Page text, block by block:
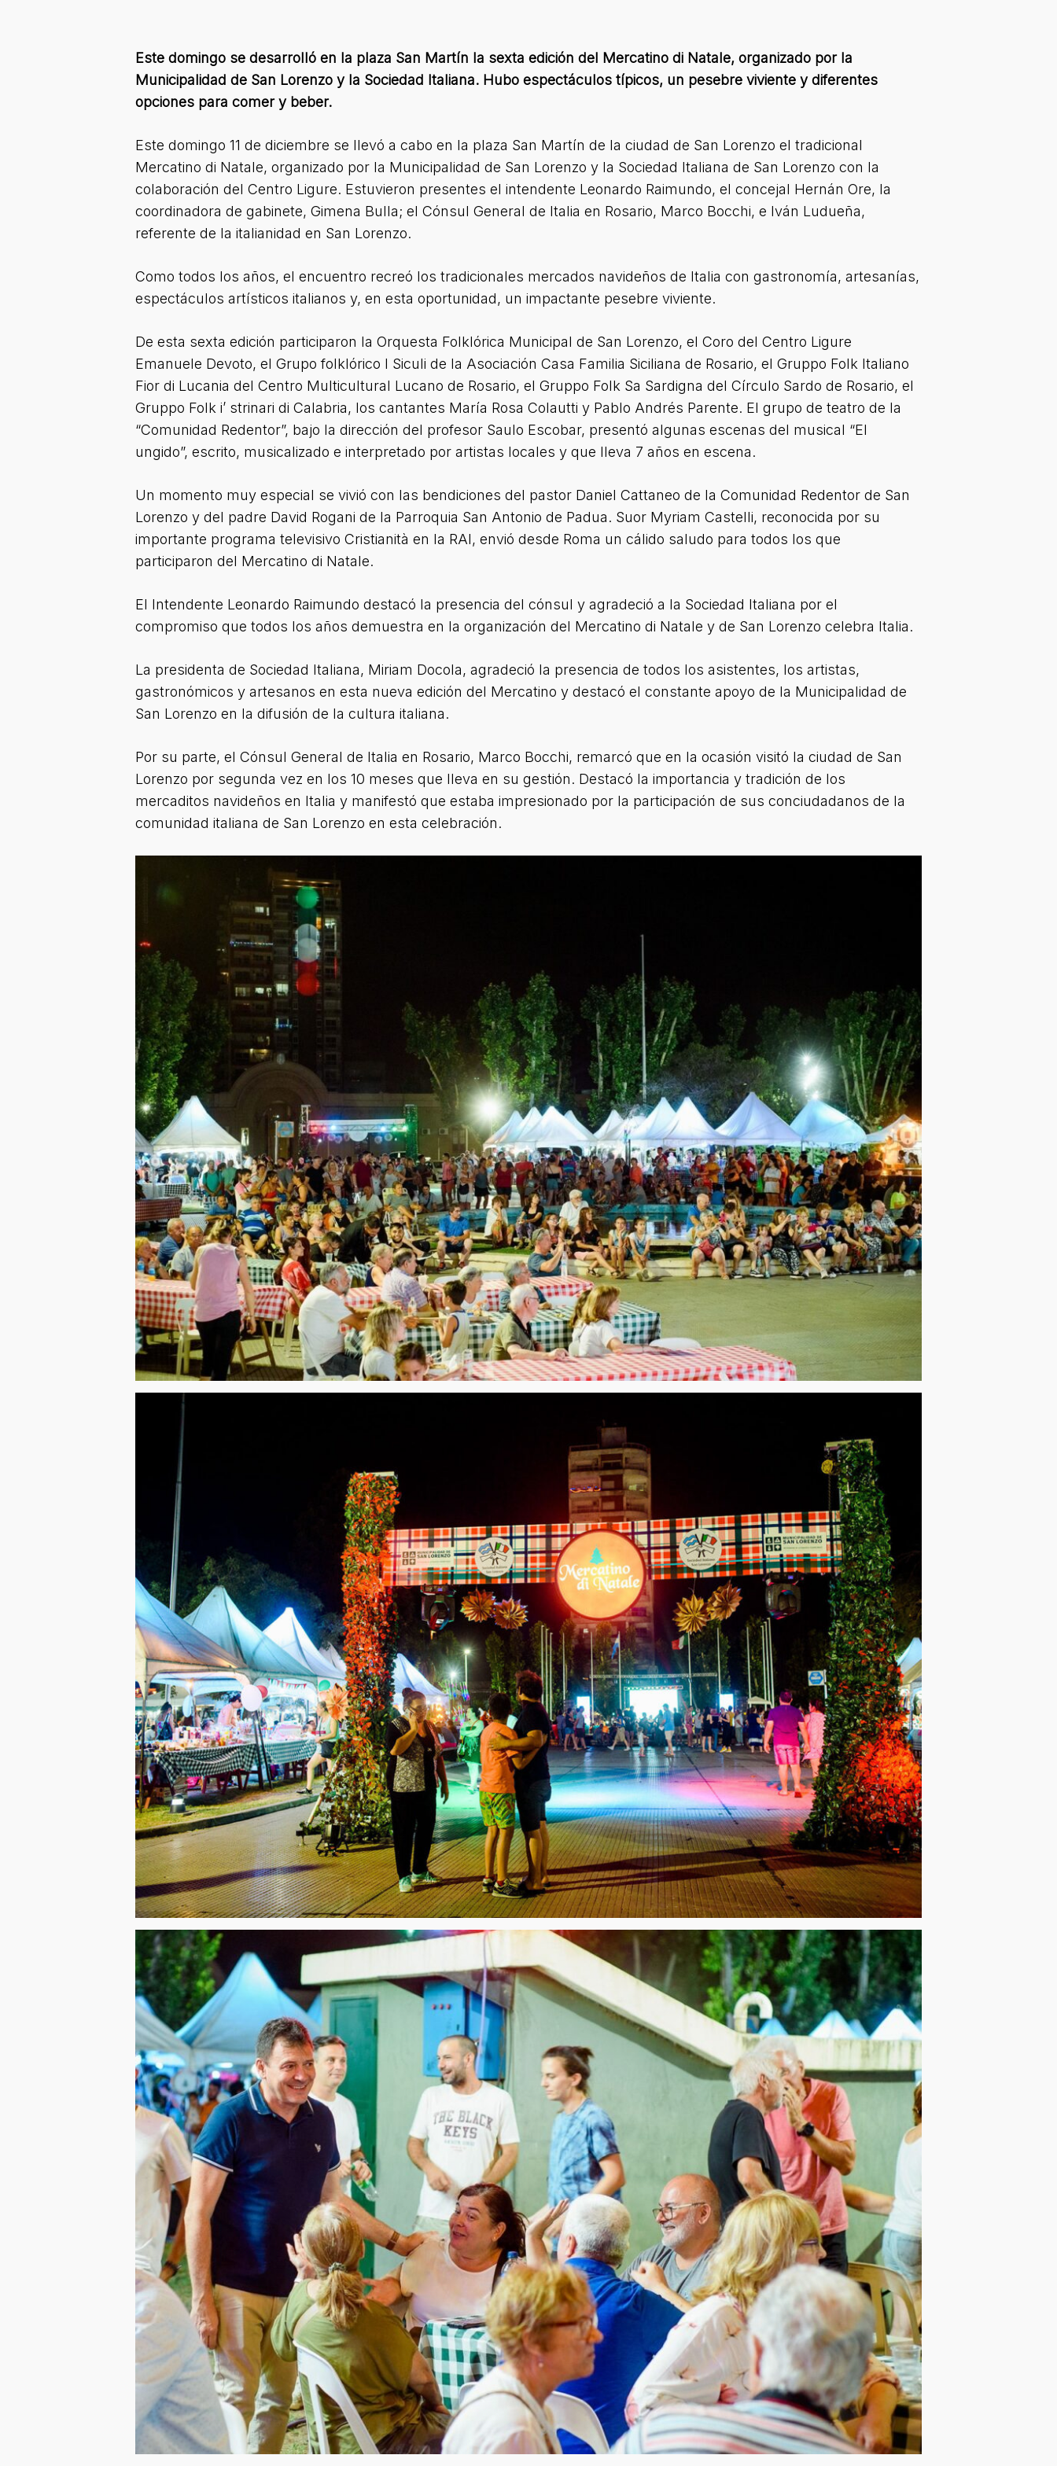
Este domingo se desarrolló en la plaza San Martín la sexta edición del Mercatino di Natale, organizado por la
Municipalidad de San Lorenzo y la Sociedad Italiana. Hubo espectáculos típicos, un pesebre viviente y diferentes
opciones para comer y beber.
Este domingo 11 de diciembre se llevó a cabo en la plaza San Martín de la ciudad de San Lorenzo el tradicional
Mercatino di Natale, organizado por la Municipalidad de San Lorenzo y la Sociedad Italiana de San Lorenzo con la
colaboración del Centro Ligure. Estuvieron presentes el intendente Leonardo Raimundo, el concejal Hernán Ore, la
coordinadora de gabinete, Gimena Bulla; el Cónsul General de Italia en Rosario, Marco Bocchi, e Iván Ludueña,
referente de la italianidad en San Lorenzo.
Como todos los años, el encuentro recreó los tradicionales mercados navideños de Italia con gastronomía, artesanías,
espectáculos artísticos italianos y, en esta oportunidad, un impactante pesebre viviente.
De esta sexta edición participaron la Orquesta Folklórica Municipal de San Lorenzo, el Coro del Centro Ligure
Emanuele Devoto, el Grupo folklórico I Siculi de la Asociación Casa Familia Siciliana de Rosario, el Gruppo Folk Italiano
Fior di Lucania del Centro Multicultural Lucano de Rosario, el Gruppo Folk Sa Sardigna del Círculo Sardo de Rosario, el
Gruppo Folk i’ strinari di Calabria, los cantantes María Rosa Colautti y Pablo Andrés Parente. El grupo de teatro de la
“Comunidad Redentor”, bajo la dirección del profesor Saulo Escobar, presentó algunas escenas del musical “El
ungido”, escrito, musicalizado e interpretado por artistas locales y que lleva 7 años en escena.
Un momento muy especial se vivió con las bendiciones del pastor Daniel Cattaneo de la Comunidad Redentor de San
Lorenzo y del padre David Rogani de la Parroquia San Antonio de Padua. Suor Myriam Castelli, reconocida por su
importante programa televisivo Cristianità en la RAI, envió desde Roma un cálido saludo para todos los que
participaron del Mercatino di Natale.
El Intendente Leonardo Raimundo destacó la presencia del cónsul y agradeció a la Sociedad Italiana por el
compromiso que todos los años demuestra en la organización del Mercatino di Natale y de San Lorenzo celebra Italia.
La presidenta de Sociedad Italiana, Miriam Docola, agradeció la presencia de todos los asistentes, los artistas,
gastronómicos y artesanos en esta nueva edición del Mercatino y destacó el constante apoyo de la Municipalidad de
San Lorenzo en la difusión de la cultura italiana.
Por su parte, el Cónsul General de Italia en Rosario, Marco Bocchi, remarcó que en la ocasión visitó la ciudad de San
Lorenzo por segunda vez en los 10 meses que lleva en su gestión. Destacó la importancia y tradición de los
mercaditos navideños en Italia y manifestó que estaba impresionado por la participación de sus conciudadanos de la
comunidad italiana de San Lorenzo en esta celebración.